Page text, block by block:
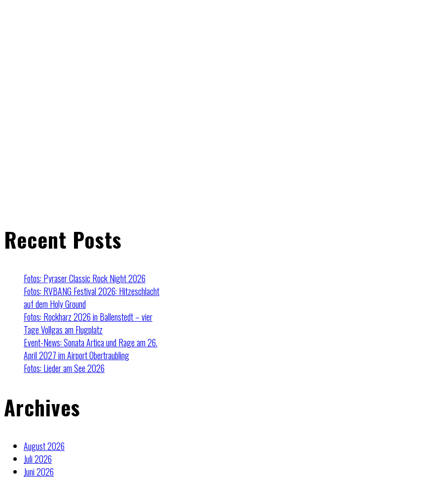
Recent Posts
Fotos: Pyraser Classic Rock Night 2026
Fotos: RVBANG Festival 2026: Hitzeschlacht
auf dem Holy Ground
Fotos: Rockharz 2026 in Ballenstedt – vier
Tage Vollgas am Flugplatz
Event-News: Sonata Artica und Rage am 26.
April 2027 im Airport Obertraubling
Fotos: Lieder am See 2026
Archives
August 2026
Juli 2026
Juni 2026